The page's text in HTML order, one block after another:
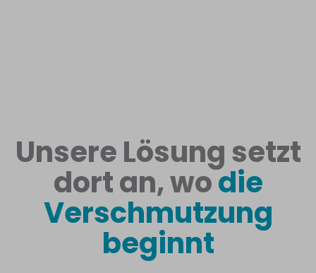
Unsere Lösung setzt
dort an, wodie
Verschmutzung
beginnt